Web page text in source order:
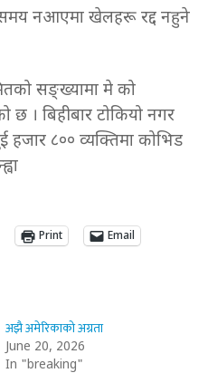
नआएमा खेलहरू रद्द नहुने
सङ्ख्यामा मे को
। बिहीबार टोकियो नगर
हजार ८०० व्यक्तिमा कोभिड
Print Email
अझै अमेरिकाको अग्रता
June 20, 2026
In "breaking"